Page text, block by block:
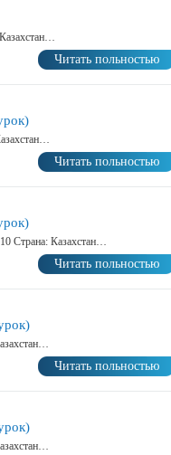
Читать польностью
Читать польностью
Страна: Казахстан…
Читать польностью
Читать польностью